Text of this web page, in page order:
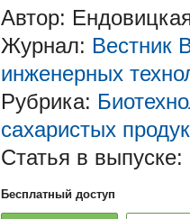
Автор:
Журнал: Вестник
инженерных
Рубрика:
сахаристых
Статья в выпуске:
Бесплатный доступ